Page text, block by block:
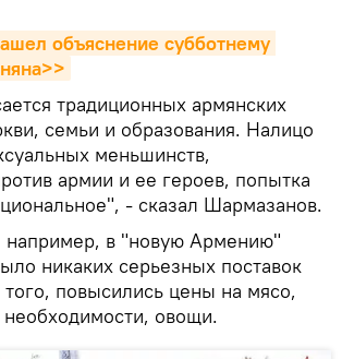
объяснение субботнему
традиционных армянских
семьи и образования. Налицо
меньшинств,
армии и ее героев, попытка
- сказал Шармазанов.
например, в "новую Армению"
никаких серьезных поставок
повысились цены на мясо,
овощи.